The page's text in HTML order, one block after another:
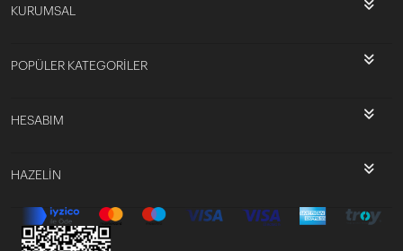
KURUMSAL
POPÜLER KATEGORİLER
HESABIM
HAZELİN